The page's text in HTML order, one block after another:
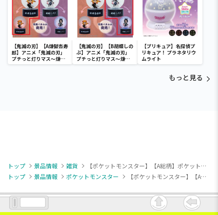
【鬼滅の刃】【A煉獄杏寿
郎】アニメ「鬼滅の刃」
プチっと灯りマス～煉獄
杏寿郎・胡蝶しのぶ～
【鬼滅の刃】【B胡蝶しの
ぶ】アニメ「鬼滅の刃」
プチっと灯りマス～煉獄
杏寿郎・胡蝶しのぶ～
【プリキュア】名探偵プ
リキュア！ プラネタリウ
ムライト
もっと見る
トップ 景品情報 雑貨
【ポケットモンスター】【A総柄】ポケットモンスター [PtZ]バスタオル～SweetRetro～
トップ
景品情報 ポケットモンスター 【ポケットモンスター】【A総柄】ポケットモンスター [PtZ]バスタオル～SweetRetro～